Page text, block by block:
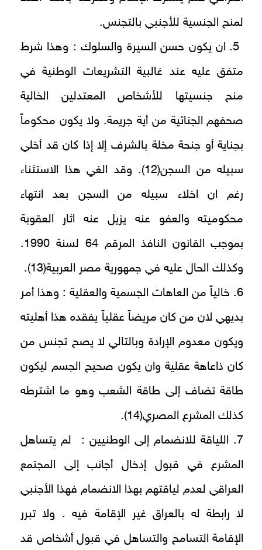
لمنح الجنسية للأجنبي بالتجنس.
5. ان يكون حسن السيرة والسلوك : وهذا شرط
متفق عليه عند غالبية التشريعات الوطنية في
منح جنسيتها للأشخاص المعتدلين الخالية
صحفهم الجنائية من أية جريمة. ولا يكون محكوماً
بجناية أو جنحة مخلة بالشرف إلا إذا كان قد أخلي
سبيله من السجن(12). وقد الغي هذا الاستثناء
رغم ان اخلاء سبيله من السجن بعد انتهاء
محكوميته والعفو عنه يزيل عنه اثار العقوبة
بموجب القانون النافذ المرقم 64 لسنة 1990.
وكذلك الحال عليه في جمهورية مصر العربية(13).
6. خالياً من العاهات الجسمية والعقلية : وهذا أمر
بديهي لان من كان مريضاً عقلياً يفقده هذا أهليته
ويكون معدوم الإرادة وبالتالي لا يصح تجنس من
كان ذاعاهة عقلية وان يكون صحيح الجسم ليكون
طاقة تضاف إلى طاقة الشعب وهو ما اشترطه
كذلك المشرع المصري(14).
7. اللياقة للانضمام إلى الوطنيين : لم يتساهل
المشرع في قبول إدخال أجانب إلى المجتمع
العراقي لعدم لياقتهم بهذا الانضمام فهذا الأجنبي
لا رابطة له بالعراق غير الإقامة فيه . ولا تبرر
الإقامة التسامح والتساهل في قبول أشخاص قد